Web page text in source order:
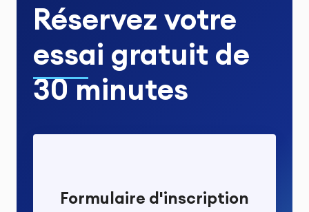
Réservez votre
essai gratuit de
30 minutes
Formulaire d'inscription